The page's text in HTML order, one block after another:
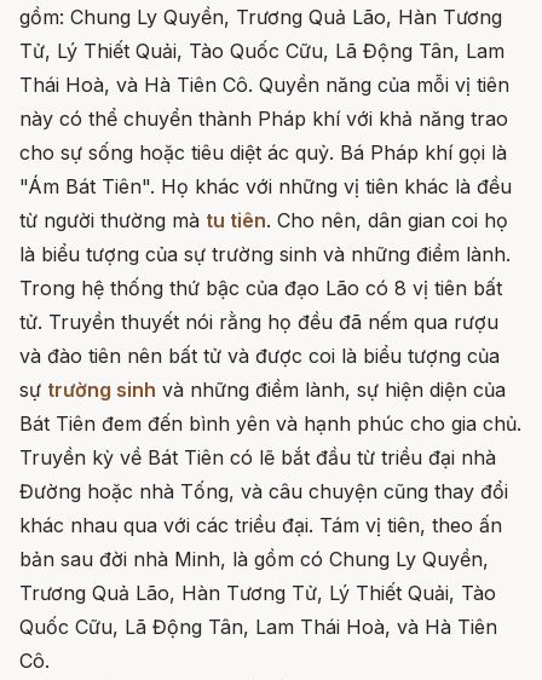
gồm: Chung Ly Quyền, Trương Quả Lão, Hàn Tương
Tử, Lý Thiết Quải, Tào Quốc Cữu, Lã Động Tân, Lam
Thái Hoà, và Hà Tiên Cô. Quyền năng của mỗi vị tiên
này có thể chuyển thành Pháp khí với khả năng trao
cho sự sống hoặc tiêu diệt ác quỷ. Bá Pháp khí gọi là
"Ám Bát Tiên". Họ khác với những vị tiên khác là đều
từ người thường mà tu tiên. Cho nên, dân gian coi họ
là biểu tượng của sự trường sinh và những điềm lành.
Trong hệ thống thứ bậc của đạo Lão có 8 vị tiên bất
tử. Truyền thuyết nói rằng họ đều đã nếm qua rượu
và đào tiên nên bất tử và được coi là biểu tượng của
sự trường sinh và những điềm lành, sự hiện diện của
Bát Tiên đem đến bình yên và hạnh phúc cho gia chủ.
Truyền kỳ về Bát Tiên có lẽ bắt đầu từ triều đại nhà
Đường hoặc nhà Tống, và câu chuyện cũng thay đổi
khác nhau qua với các triều đại. Tám vị tiên, theo ấn
bản sau đời nhà Minh, là gồm có Chung Ly Quyền,
Trương Quả Lão, Hàn Tương Tử, Lý Thiết Quải, Tào
Quốc Cữu, Lã Động Tân, Lam Thái Hoà, và Hà Tiên
Cô.